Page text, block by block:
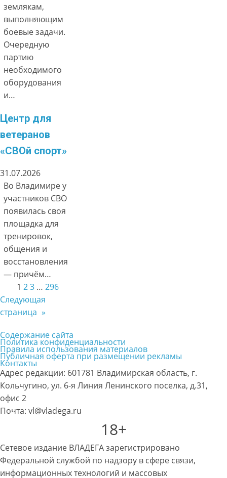
землякам,
выполняющим
боевые задачи.
Очередную
партию
необходимого
оборудования
и…
Центр для
ветеранов
«СВОй спорт»
31.07.2026
Во Владимире у
участников СВО
появилась своя
площадка для
тренировок,
общения и
восстановления
— причём…
1 23 … 296
Следующая
страница »
Содержание сайта
Политика конфиденциальности
Правила использования материалов
Публичная оферта при размещении рекламы
Контакты
Адрес редакции: 601781 Владимирская область, г.
Кольчугино, ул. 6-я Линия Ленинского поселка, д.31,
офис 2
Почта: vl@vladega.ru
18+
Сетевое издание ВЛАДЕГА зарегистрировано
Федеральной службой по надзору в сфере связи,
информационных технологий и массовых